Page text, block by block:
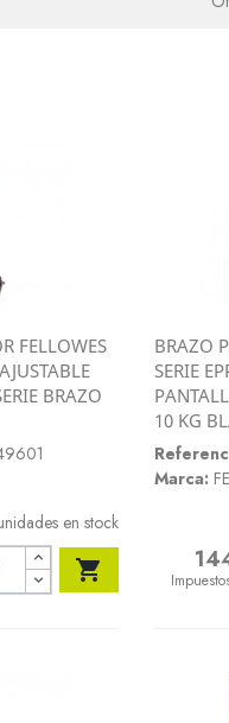
FELLOWES
BRAZO
en stock

BRAZO
SERIE
10 KG
Marca:
Precio